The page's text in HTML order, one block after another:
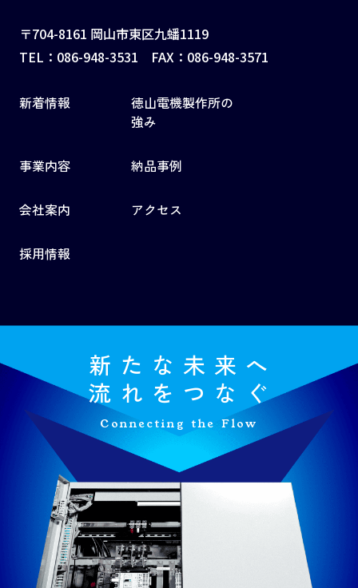
〒704-8161 岡山市東区九蟠1119
TEL： 086-948-3531 FAX：086-948-3571
新着情報
徳山電機製作所の
強み
事業内容 納品事例
会社案内 アクセス
採用情報
新たな未来へ
流れをつなぐ
Connecting the Flow